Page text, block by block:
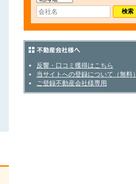
反響・口コミ獲得はこちら
当サイトへの登録について（無料）
ご登録不動産会社様専用